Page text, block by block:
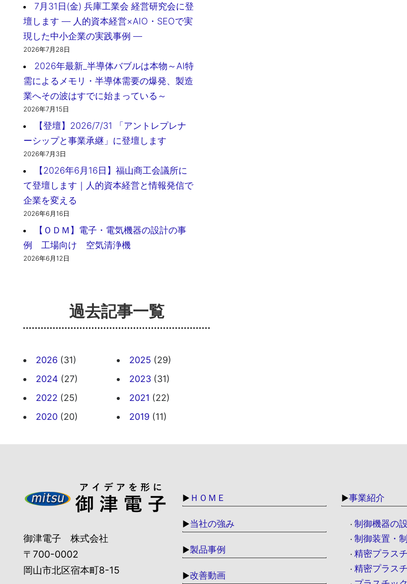
7月31日(金) 兵庫工業会 経営研究会に登
壇します ― 人的資本経営×AIO・SEOで実
現した中小企業の実践事例 ―
2026年7月28日
2026年最新_半導体バブルは本物～AI特
需によるメモリ・半導体需要の爆発、製造
業へその波はすでに始まっている～
2026年7月15日
【登壇】2026/7/31 「アントレプレナ
ーシップと事業承継」に登壇します
2026年7月3日
【2026年6月16日】福山商工会議所に
て登壇します｜人的資本経営と情報発信で
企業を変える
2026年6月16日
【ＯＤＭ】電子・電気機器の設計の事
例 工場向け 空気清浄機
2026年6月12日
過去記事一覧
2026 (31) 2025 (29)
2024 (27) 2023(31)
2022 (25) 2021 (22)
2020 (20) 2019 (11)
御津電子 株式会社
〒700-0002
岡山市北区宿本町8-15
▶ ＨＯＭＥ
▶当社の強み
▶製品事例
▶改善動画
▶事業紹介
・ 制御機器の
・ 制御装置・
・ 精密プラス
・ 精密プラス